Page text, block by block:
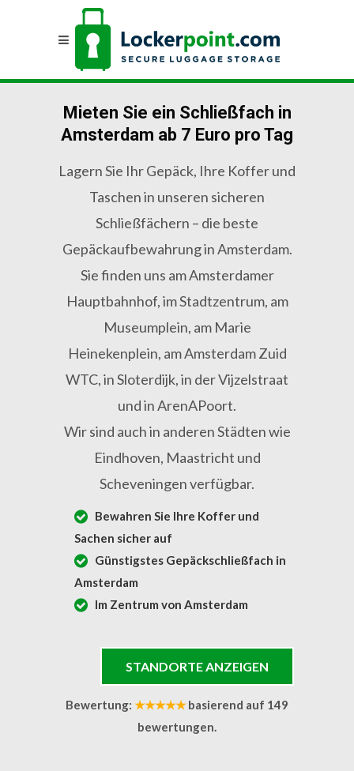
Mieten Sie ein Schließfach in
Amsterdam ab 7 Euro pro Tag
Lagern Sie Ihr Gepäck, Ihre Koffer und
Taschen in unseren sicheren
Schließfächern – die beste
Gepäckaufbewahrung in Amsterdam.
Sie finden uns am Amsterdamer
Hauptbahnhof, im Stadtzentrum, am
Museumplein, am Marie
Heinekenplein, am Amsterdam Zuid
WTC, in Sloterdijk, in der Vijzelstraat
und in ArenAPoort.
Wir sind auch in anderen Städten wie
Eindhoven, Maastricht und
Scheveningen verfügbar.
Bewahren Sie Ihre Koffer und
Sachen sicher auf
Günstigstes Gepäckschließfach in
Amsterdam
Im Zentrum von Amsterdam
STANDORTE ANZEIGEN
Bewertung: ★★★★★basierend auf 149
bewertungen.